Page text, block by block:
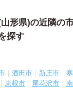
形県)の近隣の
探す
酒田市 新庄市
東根市 尾花沢市